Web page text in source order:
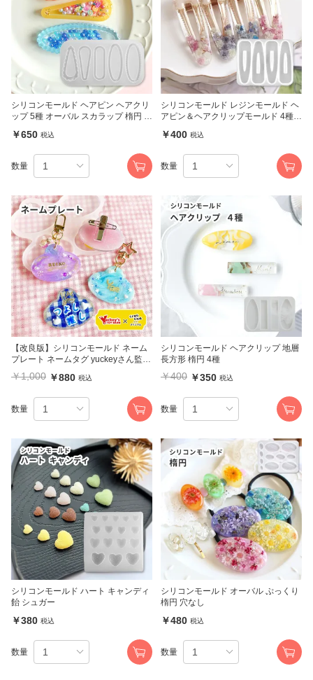
シリコンモールド ヘアピン ヘアクリ
ップ 5種 オーバル スカラップ 楕円 シ
￥650 税込
数量
シリコンモールド レジンモールド ヘ
アピン＆ヘアクリップモールド 4種
￥400 税込
数量
【改良版】シリコンモールド ネーム
プレート ネームタグ yuckeyさん監修
crocchaオリジナル
￥1,000 ￥880 税込
数量
シリコンモールド ヘアクリップ 地層
長方形 楕円 4種
￥400 ￥350 税込
数量
シリコンモールド ハート キャンディ
飴 シュガー
￥380 税込
数量
シリコンモールド オーバル ぷっくり
楕円 穴なし
￥480 税込
数量